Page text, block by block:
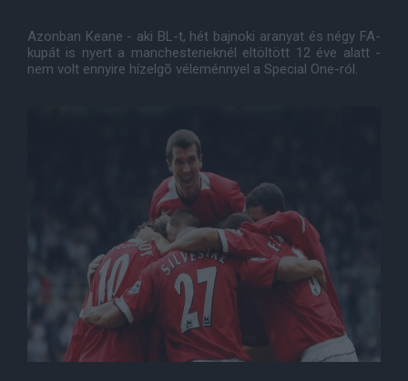
Azonban Keane - aki BL-t, hét bajnoki aranyat és négy FA-
kupát is nyert a manchesterieknél eltöltött 12 éve alatt -
nem volt ennyire hízelgõ véleménnyel a Special One-ról.